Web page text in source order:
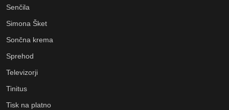
Senčila
Simona Šket
Sončna krema
Sprehod
Televizorji
Tinitus
Tisk na platno